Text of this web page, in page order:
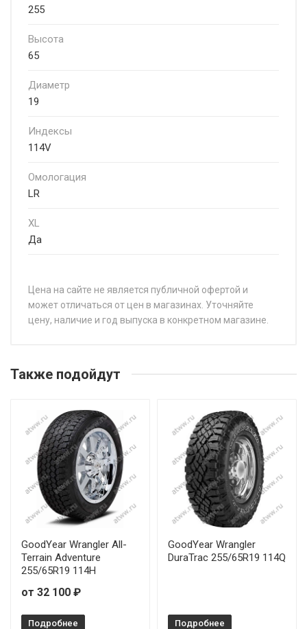
255
Высота
65
Диаметр
19
Индексы
114V
Омологация
LR
XL
Да
Цена на сайте не является публичной офертой и
может отличаться от цен в магазинах. Уточняйте
цену, наличие и год выпуска в конкретном магазине.
Pirelli Scorpion Zero All Season 255/60R20 113V
Pirelli Scorpion Zero All Season 275/45R20 110H RunFlat
Pirelli Scorpion Zero All Season 275/55R19 111V
Pirelli Scorpion Zero All Season 285/40R23 111Y
Pirelli Scorpion Zero All Season 285/45R22 114Y
Pirelli Scorpion Zero All Season 235/50R20 104W
Pirelli Scorpion Zero All Season 245/45R20 103H
Pirelli Scorpion Zero All Season 255/55R20 110W
Также подойдут
GoodYear Wrangler All-
Terrain Adventure
255/65R19 114H
от 32 100 ₽
Подробнее
GoodYear Wrangler
DuraTrac 255/65R19 114Q
Подробнее